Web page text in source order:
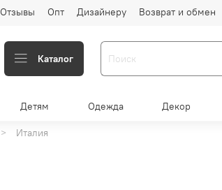
Отзывы Опт Дизайнеру Возврат и обмен
Каталог
Детям Одежда Декор
Италия